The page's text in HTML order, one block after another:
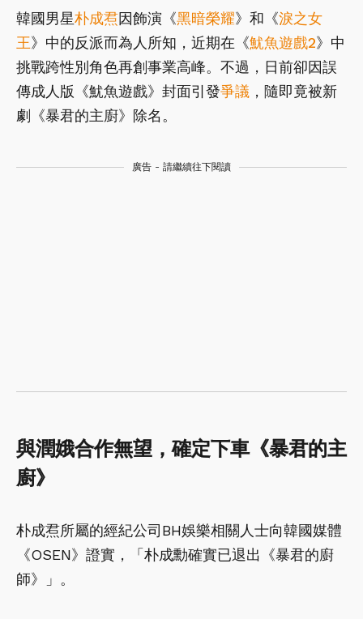
韓國男星朴成焄因飾演《黑暗榮耀》和《淚之女
王》中的反派而為人所知，近期在《魷魚遊戲2》中
挑戰跨性別角色再創事業高峰。不過，日前卻因誤
傳成人版《魷魚遊戲》封面引發爭議 ，隨即竟被新
劇《暴君的主廚》除名。
廣告 - 請繼續往下閱讀
與潤娥合作無望，確定下車《暴君的主
廚》
朴成焄所屬的經紀公司BH娛樂相關人士向韓國媒體
《OSEN》證實，「朴成勳確實已退出《暴君的廚
師》」。